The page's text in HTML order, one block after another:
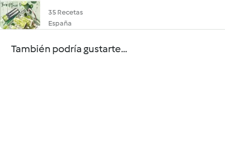
35 Recetas
España
También podría gustarte...